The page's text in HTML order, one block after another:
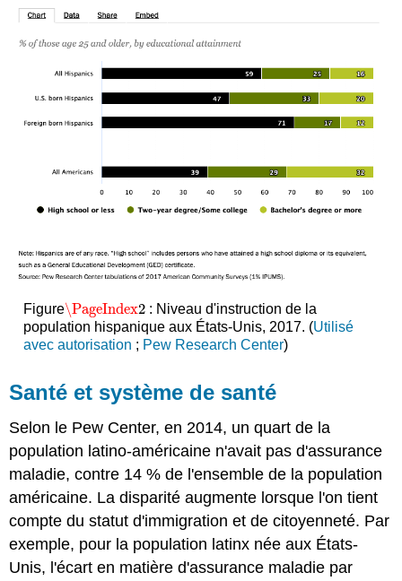
Figure\PageIndex2
\PageIndex2 : Niveau d'instruction de la
population hispanique aux États-Unis, 2017. (Utilisé
avec autorisation ; Pew Research Center)
Santé et système de santé
Selon le Pew Center, en 2014, un quart de la
population latino-américaine n'avait pas d'assurance
maladie, contre 14 % de l'ensemble de la population
américaine. La disparité augmente lorsque l'on tient
compte du statut d'immigration et de citoyenneté. Par
exemple, pour la population latinx née aux États-
Unis, l'écart en matière d'assurance maladie par